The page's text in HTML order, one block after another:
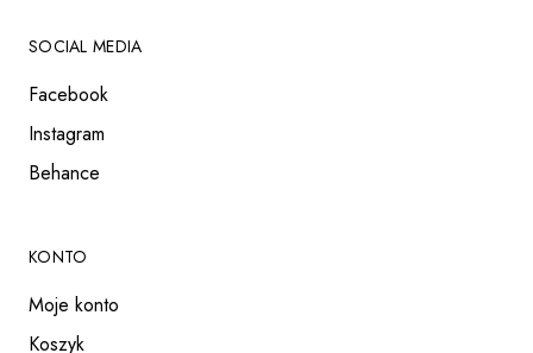
SOCIAL MEDIA
Facebook
Instagram
Behance
KONTO
Moje konto
Koszyk